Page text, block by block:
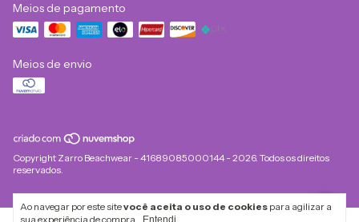
Ao navegar por este sitevocê aceita o uso de cookies para agilizar a
sua experiência de compra.
Entendi
Meios de pagamento
Meios de envio
Copyright Zarro Beachwear - 41689085000144 - 2026. Todos os direitos
reservados.